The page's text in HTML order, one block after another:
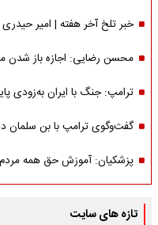
خبر تلخ آخر هفته | امیر
محسن رضایی: اجازه باز شدن
ترامپ: جنگ با ایران به‌زودی
گفت‌وگوی ترامپ با بن سلمان
پزشکیان: آموزش حق همه مردم
تازه های سایت